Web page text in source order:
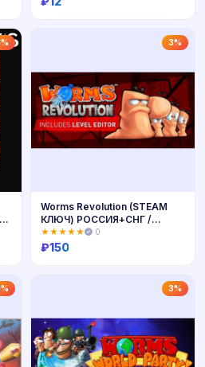
3%
Worms Revolution (STEAM
КЛЮЧ) РОССИЯ+СНГ /
РУССКИЙ ЯЗЫК
★★★★★ 0
₽150
3%